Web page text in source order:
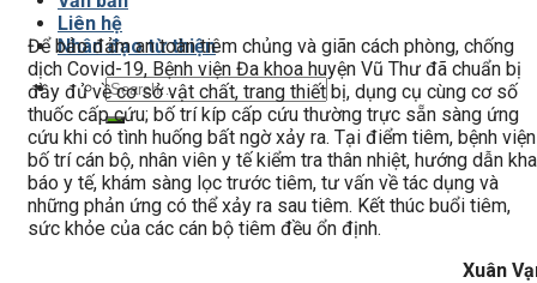
Liên hệ
Nhân đạo từ thiện
Để bảo đảm an toàn tiêm chủng và giãn cách phòng, chống
dịch Covid-19, Bệnh viện Đa khoa huyện Vũ Thư đã chuẩn bị
đầy đủ về cơ sở vật chất, trang thiết bị, dụng cụ cùng cơ số
thuốc cấp cứu; bố trí kíp cấp cứu thường trực sẵn sàng ứng
cứu khi có tình huống bất ngờ xảy ra. Tại điểm tiêm, bệnh viện
bố trí cán bộ, nhân viên y tế kiểm tra thân nhiệt, hướng dẫn
báo y tế, khám sàng lọc trước tiêm, tư vấn về tác dụng và
những phản ứng có thể xảy ra sau tiêm. Kết thúc buổi tiêm,
sức khỏe của các cán bộ tiêm đều ổn định.
Xuân